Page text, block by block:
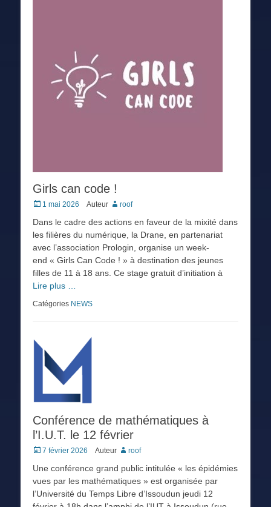
Girls can code !
Posted
1 mai 2026 Auteur roof
Dans le cadre des actions en faveur de la mixité dans
les filières du numérique, la Drane, en partenariat
avec l’association Prologin, organise un week-
end « Girls Can Code ! » à destination des jeunes
filles de 11 à 18 ans. Ce stage gratuit d’initiation à
Lire plus …
Catégories NEWS
Conférence de mathématiques à
l’I.U.T. le 12 février
Posted
7 février 2026 Auteur roof
Une conférence grand public intitulée « les épidémies
vues par les mathématiques » est organisée par
l’Université du Temps Libre d’Issoudun jeudi 12